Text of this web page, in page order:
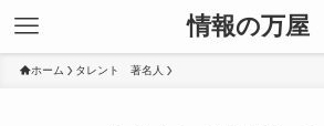
情報の万屋
ホーム タレント 著名人